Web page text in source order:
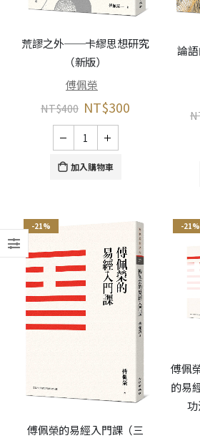
荒謬之外──卡繆思想研究
（新版）
傅佩榮
NT$400 NT$300
加入購物車
論
-21%
傅佩榮的易經入門課（三
-21%
傅佩
的易
功